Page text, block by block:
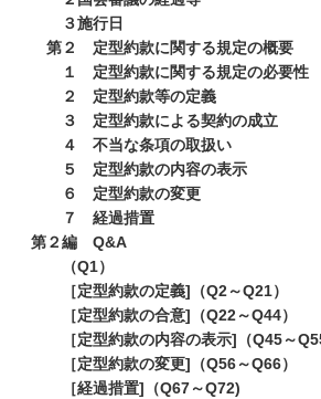
３施行日
第２ 定型約款に関する規定の概要
１ 定型約款に関する規定の必要性
２ 定型約款等の定義
３ 定型約款による契約の成立
４ 不当な条項の取扱い
５ 定型約款の内容の表示
６ 定型約款の変更
７ 経過措置
第２編 Q&A
（Q1）
［定型約款の定義]（Q2～Q21）
［定型約款の合意]（Q22～Q44）
［定型約款の内容の表示]（Q45～Q55
［定型約款の変更]（Q56～Q66）
［経過措置]（Q67～Q72)